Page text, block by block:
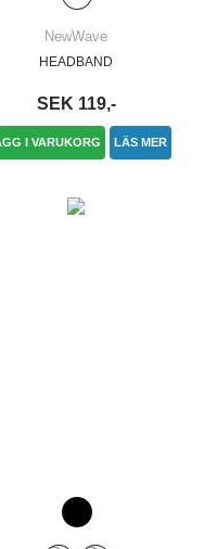
NewWave
HEADBAND
SEK 119,-
I VARUKORG LÄS MER